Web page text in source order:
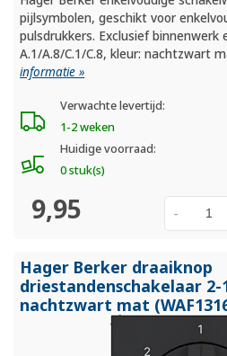
pijlsymbolen, geschikt voor
pulsdrukkers. Exclusief binnenwerk
A.1/A.8/C.1/C.8, kleur: nachtzwart
informatie »
Verwachte levertijd:
1-2 weken
Huidige voorraad:
0 stuk(s)
9,95 -
Hager Berker draaiknop
driestandenschakelaar 2-
nachtzwart mat